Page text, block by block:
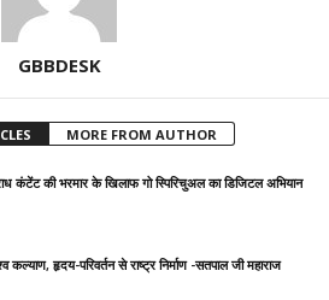
GBBDESK
MORE FROM AUTHOR
कंटेंट की भरमार के खिलाफ गो स्पिरिचुअल का डिजिटल अभियान
कल्याण, हृदय-परिवर्तन से राष्ट्र निर्माण -सतपाल जी महाराज